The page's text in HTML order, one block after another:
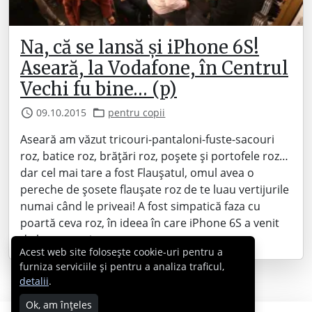
Na, că se lansă și iPhone 6S!
Aseară, la Vodafone, în Centrul
Vechi fu bine… (p)
09.10.2015 pentru copii
Aseară am văzut tricouri-pantaloni-fuste-sacouri
roz, batice roz, brățări roz, poșete și portofele roz…
dar cel mai tare a fost Flaușatul, omul avea o
pereche de șosete flaușate roz de te luau vertijurile
numai când le priveai! A fost simpatică faza cu
poartă ceva roz, în ideea în care iPhone 6S a venit
de la generația asta cu…
Acest web site folosește cookie-uri pentru a
furniza serviciile și pentru a analiza traficul,
detalii.
Ok, am înțeles